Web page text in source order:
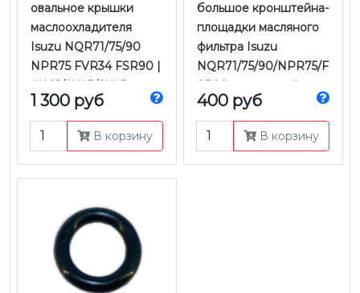
овальное крышки
маслоохладителя
Isuzu NQR71/75/90
NPR75 FVR34 FSR90 |
4HG1/4HK1/6HK1
Е-2/3/4/5 4-6HK |
Оригинал
1 300 руб
В корзину
большое кронштейна-
площадки масляного
фильтра Isuzu
NQR71/75/90/NPR75/F
SR90 двигателей
4HG1/4HK1 Е-2/3/4/5 |
JMC
400 руб
В корзину